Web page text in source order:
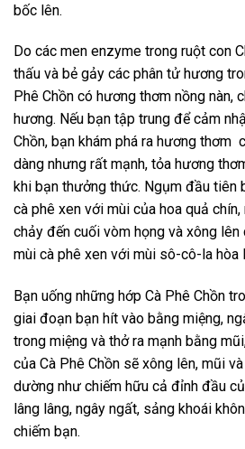
bốc lên.
Do các men enzyme trong ruột con
thấu và bẻ gảy các phân tử hương
Phê Chồn có hương thơm nồng nàn,
hương. Nếu bạn tập trung để cảm
Chồn, bạn khám phá ra hương thơm
dàng nhưng rất mạnh, tỏa hương
khi bạn thưởng thức. Ngụm đầu tiên
cà phê xen với mùi của hoa quả
chảy đến cuối vòm họng và xông
mùi cà phê xen với mùi sô-cô-la hòa
Bạn uống những hớp Cà Phê Chồn
giai đoạn bạn hít vào bằng miệng,
trong miệng và thở ra mạnh bằng
của Cà Phê Chồn sẽ xông lên, mũi
dường như chiếm hữu cả đỉnh đầu
lâng lâng, ngây ngất, sảng khoái
chiếm bạn.